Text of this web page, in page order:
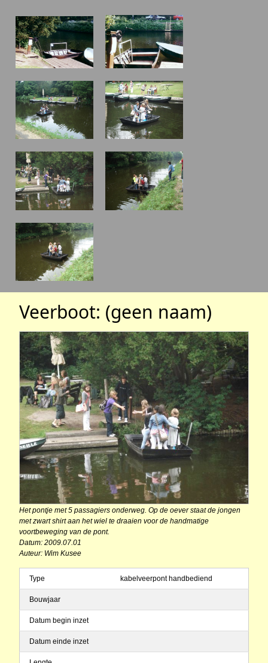
Veerboot: (geen naam)
Het pontje met 5 passagiers onderweg. Op de oever staat de jongen
met zwart shirt aan het wiel te draaien voor de handmatige
voortbeweging van de pont.
Datum: 2009.07.01
Auteur: Wim Kusee
Type kabelveerpont handbediend
Bouwjaar
Datum begin inzet
Datum einde inzet